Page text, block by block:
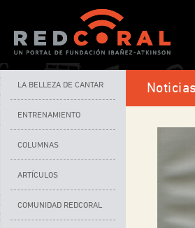
LA BELLEZA DE CANTAR
ENTRENAMIENTO
COLUMNAS
ARTÍCULOS
COMUNIDAD REDCORAL
Noticias